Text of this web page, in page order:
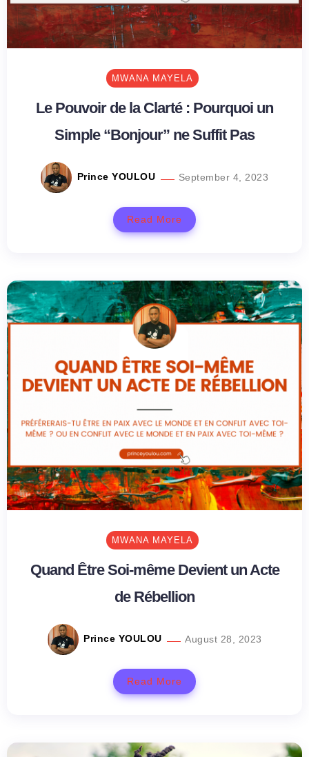
MWANA MAYELA
Le Pouvoir de la Clarté : Pourquoi un
Simple “Bonjour” ne Suffit Pas
Prince YOULOU September 4, 2023
Read More
MWANA MAYELA
Quand Être Soi-même Devient un Acte
de Rébellion
Prince YOULOU August 28, 2023
Read More